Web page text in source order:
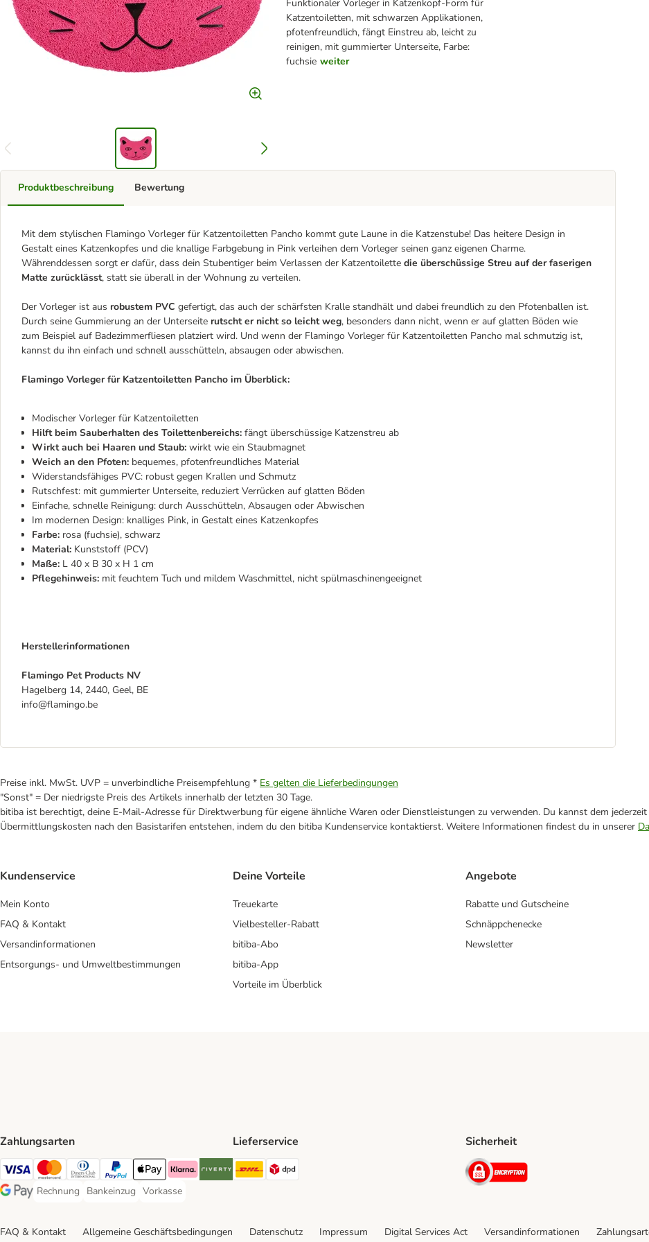
Funktionaler Vorleger in Katzenkopf-Form für
Katzentoiletten, mit schwarzen Applikationen,
pfotenfreundlich, fängt Einstreu ab, leicht zu
reinigen, mit gummierter Unterseite, Farbe:
fuchsie weiter
Produktbeschreibung
Mit dem stylischen Flamingo Vorleger für Katzentoiletten Pancho kommt gute Laune in die Katzenstube! Das heitere Design in
Gestalt eines Katzenkopfes und die knallige Farbgebung in Pink verleihen dem Vorleger seinen ganz eigenen Charme.
Währenddessen sorgt er dafür, dass dein Stubentiger beim Verlassen der Katzentoilette die überschüssige Streu auf der faserigen
Matte zurücklässt, statt sie überall in der Wohnung zu verteilen.
Der Vorleger ist aus robustem PVC gefertigt, das auch der schärfsten Kralle standhält und dabei freundlich zu den Pfotenballen ist.
Durch seine Gummierung an der Unterseite rutscht er nicht so leicht weg, besonders dann nicht, wenn er auf glatten Böden wie
zum Beispiel auf Badezimmerfliesen platziert wird. Und wenn der Flamingo Vorleger für Katzentoiletten Pancho mal schmutzig ist,
kannst du ihn einfach und schnell ausschütteln, absaugen oder abwischen.
Flamingo Vorleger für Katzentoiletten Pancho im Überblick:
Modischer Vorleger für Katzentoiletten
Hilft beim Sauberhalten des Toilettenbereichs: fängt überschüssige Katzenstreu ab
Wirkt auch bei Haaren und Staub: wirkt wie ein Staubmagnet
Weich an den Pfoten: bequemes, pfotenfreundliches Material
Widerstandsfähiges PVC: robust gegen Krallen und Schmutz
Rutschfest: mit gummierter Unterseite, reduziert Verrücken auf glatten Böden
Einfache, schnelle Reinigung: durch Ausschütteln, Absaugen oder Abwischen
Im modernen Design: knalliges Pink, in Gestalt eines Katzenkopfes
Farbe: rosa (fuchsie), schwarz
Material: Kunststoff (PCV)
Maße: L 40 x B 30 x H 1 cm
Pflegehinweis: mit feuchtem Tuch und mildem Waschmittel, nicht spülmaschinengeeignet
Herstellerinformationen
Flamingo Pet Products NV
Hagelberg 14, 2440, Geel, BE
info@flamingo.be
Bewertung
Preise inkl. MwSt. UVP = unverbindliche Preisempfehlung * Es gelten die Lieferbedingungen
"Sonst" = Der niedrigste Preis des Artikels innerhalb der letzten 30 Tage.
bitiba ist berechtigt, deine E-Mail-Adresse für Direktwerbung für eigene ähnliche Waren oder Dienstleistungen zu verwenden. Du kannst dem
Übermittlungskosten nach den Basistarifen entstehen, indem du den bitiba Kundenservice kontaktierst. Weitere Informationen findest du in unserer
Kundenservice
Mein Konto
FAQ & Kontakt
Versandinformationen
Entsorgungs- und Umweltbestimmungen
Deine Vorteile
Treuekarte
Vielbesteller-Rabatt
bitiba-Abo
bitiba-App
Vorteile im Überblick
Angebote
Rabatte und Gutscheine
Schnäppchenecke
Newsletter
Zahlungsarten
Visa Payment Method
Mastercard Payment Method
Diners Club Payment Method
PayPal Payment Method
Apple Pay Payment Method
Klarna Payment Method
Riverty Payment Method
Google Pay Payment Method
Rechnung
Rechnung Payment Method
Bankeinzug
Bankeinzug Payment Method
Vorkasse
Vorkasse Payment Method
Lieferservice
DHL Shipping Method
Sicherheit
Security
FAQ & Kontakt Allgemeine Geschäftsbedingungen Datenschutz Impressum Digital Services Act Versandinformationen